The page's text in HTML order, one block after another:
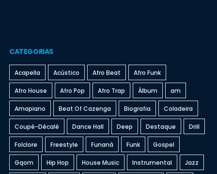
CATEGORIAS
Acapella Acústico Afro Beat Afro Funk
Afro House Afro Pop Afro Trap Álbum am
Amapiano Beat Of Cazenga Biografia Coladeira
Coupé-Décalé Dance Hall Deep Destaque Drill
Folclore Freestyle Funaná Funk Gospel
Gqom Hip Hop House Music Instrumental Jazz